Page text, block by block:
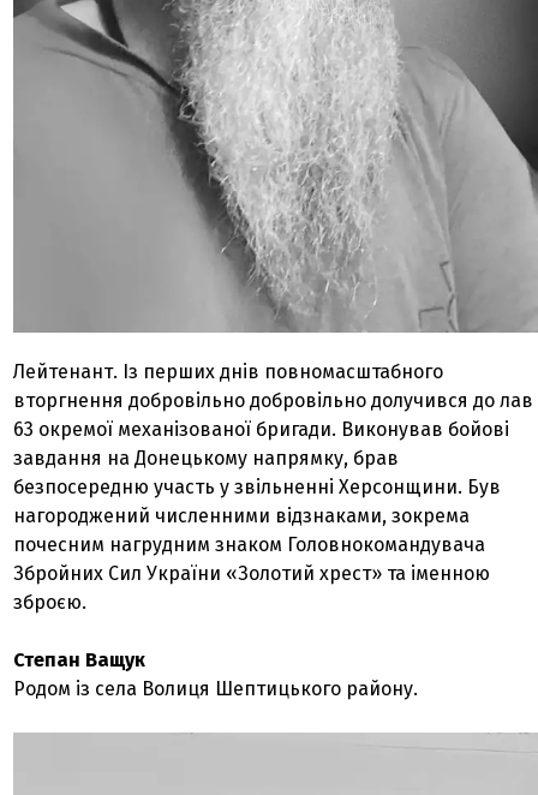
Лейтенант. Із перших днів повномасштабного
вторгнення добровільно добровільно долучився до лав
63 окремої механізованої бригади. Виконував бойові
завдання на Донецькому напрямку, брав
безпосередню участь у звільненні Херсонщини. Був
нагороджений численними відзнаками, зокрема
почесним нагрудним знаком Головнокомандувача
Збройних Сил України «Золотий хрест» та іменною
зброєю.
Степан Ващук
Родом із села Волиця Шептицького району.